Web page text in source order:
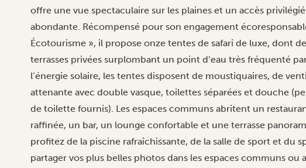
offre une vue spectaculaire sur les plaines et un accès
abondante. Récompensé pour son engagement
Écotourisme », il propose onze tentes de safari de luxe, dont
terrasses privées surplombant un point d’eau très fréquenté
l’énergie solaire, les tentes disposent de moustiquaires, de
attenante avec double vasque, toilettes séparées et douche
de toilette fournis). Les espaces communs abritent un
raffinée, un bar, un lounge confortable et une terrasse
profitez de la piscine rafraîchissante, de la salle de sport et du
partager vos plus belles photos dans les espaces communs ou